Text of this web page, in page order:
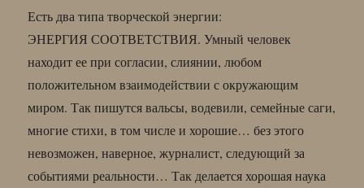
Есть два типа творческой энергии:
ЭНЕРГИЯ СООТВЕТСТВИЯ. Умный человек
находит ее при согласии, слиянии, любом
положительном взаимодействии с окружающим
миром. Так пишутся вальсы, водевили, семейные саги,
многие стихи, в том числе и хорошие… без этого
невозможен, наверное, журналист, следующий за
событиями реальности… Так делается хорошая наука